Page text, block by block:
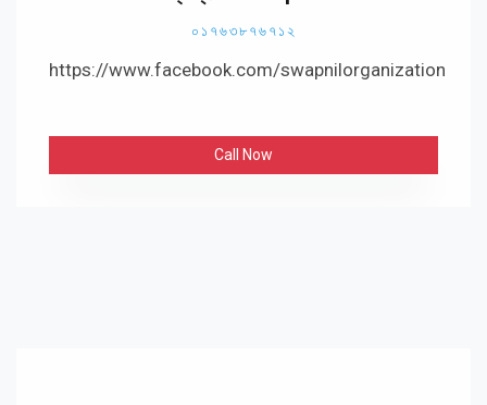
০১৭৬৩৮৭৬৭১২
https://www.facebook.com/swapnilorganization
Call Now